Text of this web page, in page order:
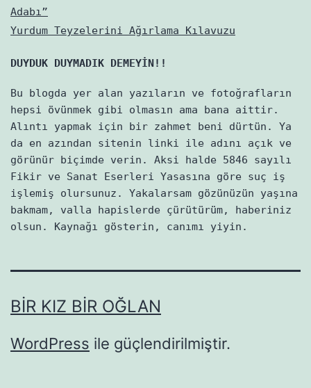
Adabı”
Yurdum Teyzelerini Ağırlama Kılavuzu
DUYDUK DUYMADIK DEMEYİN!!
Bu blogda yer alan yazıların ve fotoğrafların
hepsi övünmek gibi olmasın ama bana aittir.
Alıntı yapmak için bir zahmet beni dürtün. Ya
da en azından sitenin linki ile adını açık ve
görünür biçimde verin. Aksi halde 5846 sayılı
Fikir ve Sanat Eserleri Yasasına göre suç iş
işlemiş olursunuz. Yakalarsam gözünüzün yaşına
bakmam, valla hapislerde çürütürüm, haberiniz
olsun. Kaynağı gösterin, canımı yiyin.
BIR KIZ BIR OĞLAN
WordPress ile güçlendirilmiştir.